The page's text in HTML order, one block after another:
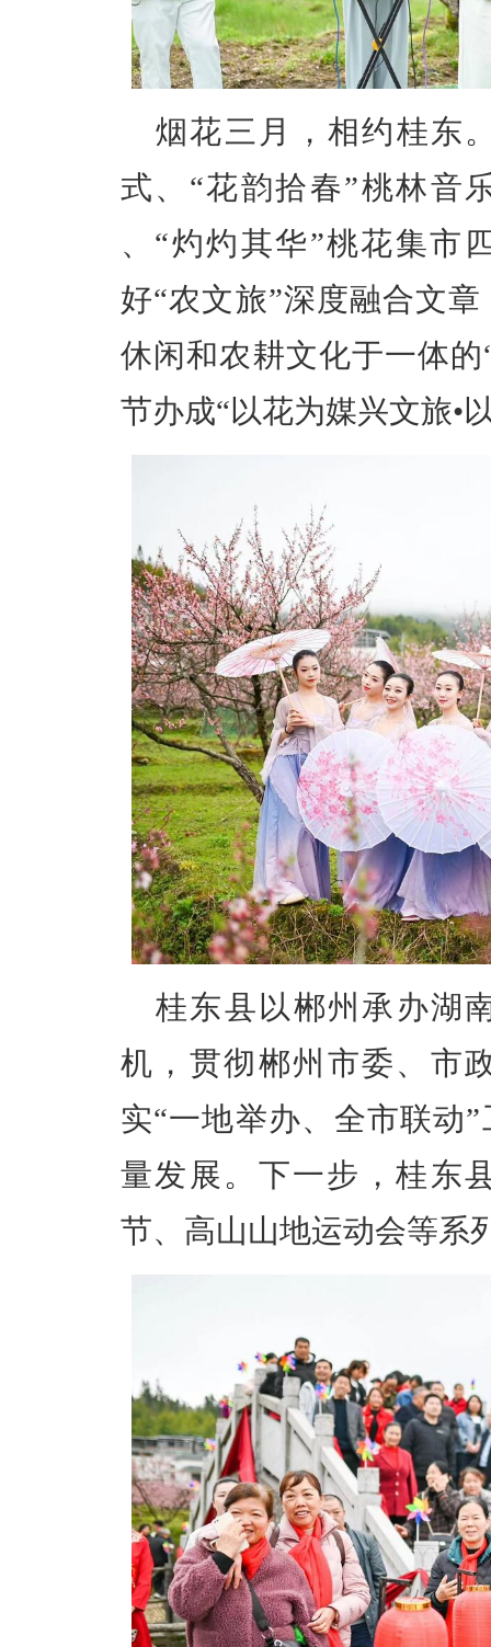
烟花三月，相约桂东
式、“花韵拾春”桃林音
、“灼灼其华”桃花集市
好“农文旅”深度融合文
休闲和农耕文化于一体
节办成“以花为媒兴文旅•
桂东县以郴州承办湖
机，贯彻郴州市委、市
实“一地举办、全市联动
量发展。下一步，桂东
节、高山山地运动会等系